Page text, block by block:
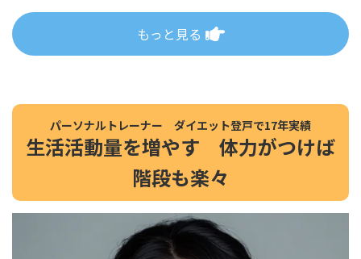
もっと見る
パーソナルトレーナー ダイエット登戸で17年実績
生活活動量を増やす 体力がつけば
階段も楽々